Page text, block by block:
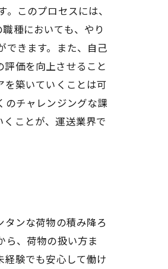
このプロセスには、
種においても、やり
できます。また、自己
価を向上させること
を築いていくことは可
のチャレンジングな課
ことが、運送業界で
ンな荷物の積み降ろ
ら、荷物の扱い方ま
験でも安心して働け